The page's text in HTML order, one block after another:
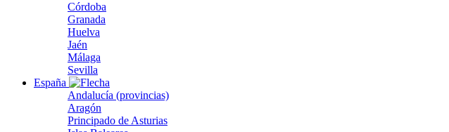
Córdoba
Granada
Huelva
Jaén
Málaga
Sevilla
España
Andalucía (provincias)
Aragón
Principado de Asturias